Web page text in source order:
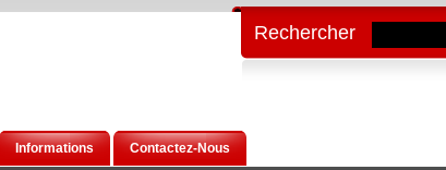
Informations Contactez-Nous
Rechercher